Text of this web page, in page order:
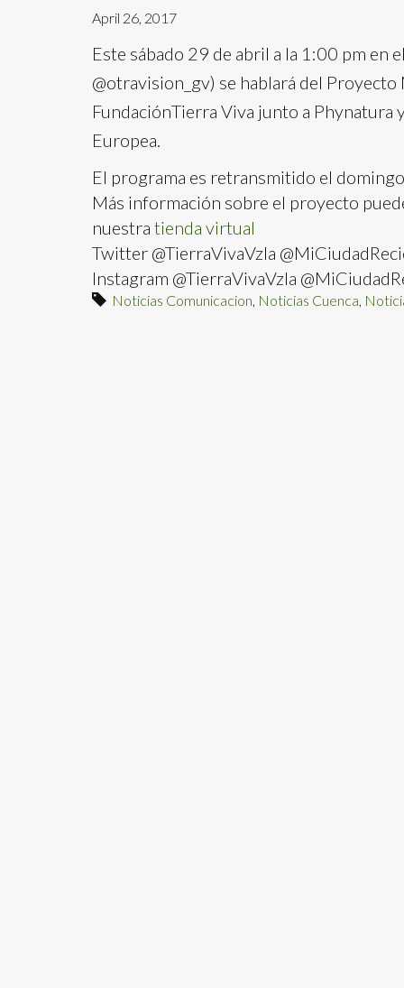
April 26, 2017
Este sábado 29 de abril a la 1:00 pm
@otravision_gv) se hablará del
FundaciónTierra Viva junto a Phynatura
Europea.
El programa es retransmitido el
Más información sobre el proyecto
nuestra tienda virtual
Twitter @TierraVivaVzla
Instagram @TierraVivaVzla
Noticias Comunicacion, Noticias Cuenca,